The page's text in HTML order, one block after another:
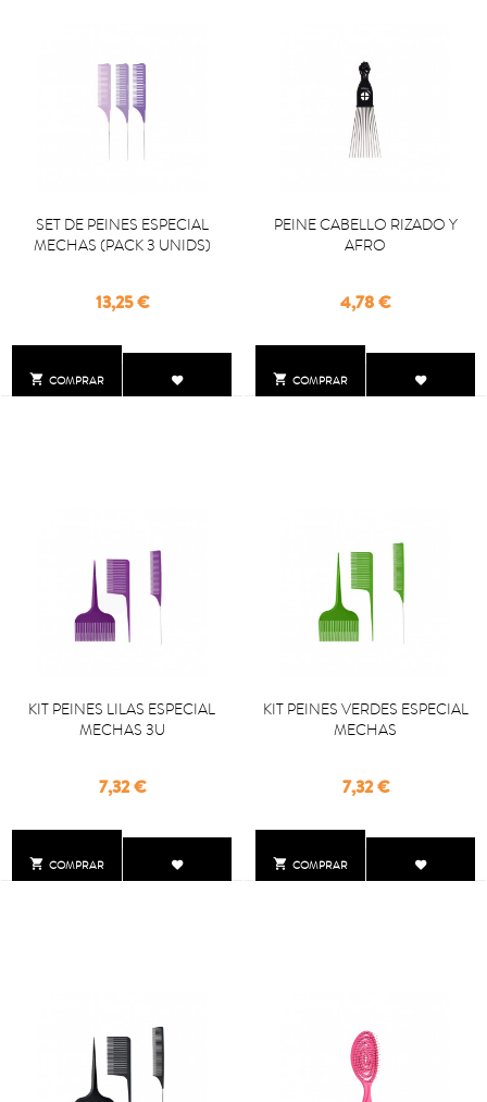
 COMPRAR
SET DE PEINES ESPECIAL
MECHAS (PACK 3 UNIDS)
Precio
13,25 €
 COMPRAR
PEINE CABELLO RIZADO Y
AFRO
Precio
4,78 €
 COMPRAR
KIT PEINES LILAS ESPECIAL
MECHAS 3U
Precio
7,32 €
 COMPRAR
KIT PEINES VERDES ESPECIAL
MECHAS
Precio
7,32 €